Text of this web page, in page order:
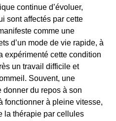
continue d’évoluer,
sont affectés par cette
comme une
d’un mode de vie rapide, à
expérimenté cette condition
un travail difficile et
Souvent, une
donner du repos à son
fonctionner à pleine vitesse,
la thérapie par cellules